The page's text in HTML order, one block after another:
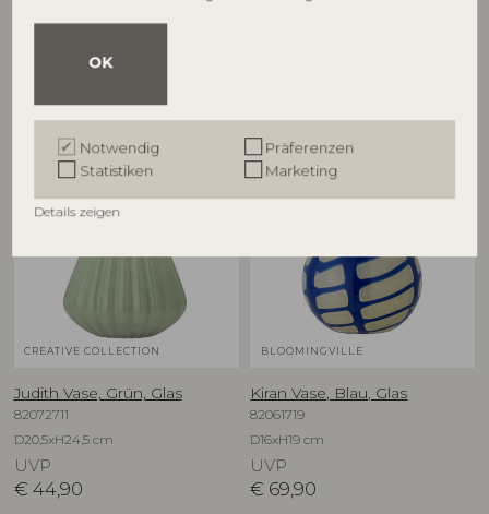
OK
Notwendig
Präferenzen
Statistiken
Marketing
Details zeigen
Andere Kunden kauften auch
CREATIVE COLLECTION
Judith Vase, Grün, Glas
82072711
D20,5xH24,5 cm
UVP
€ 44,90
BLOOMINGVILLE
Kiran Vase, Blau, Glas
82061719
D16xH19 cm
UVP
€ 69,90